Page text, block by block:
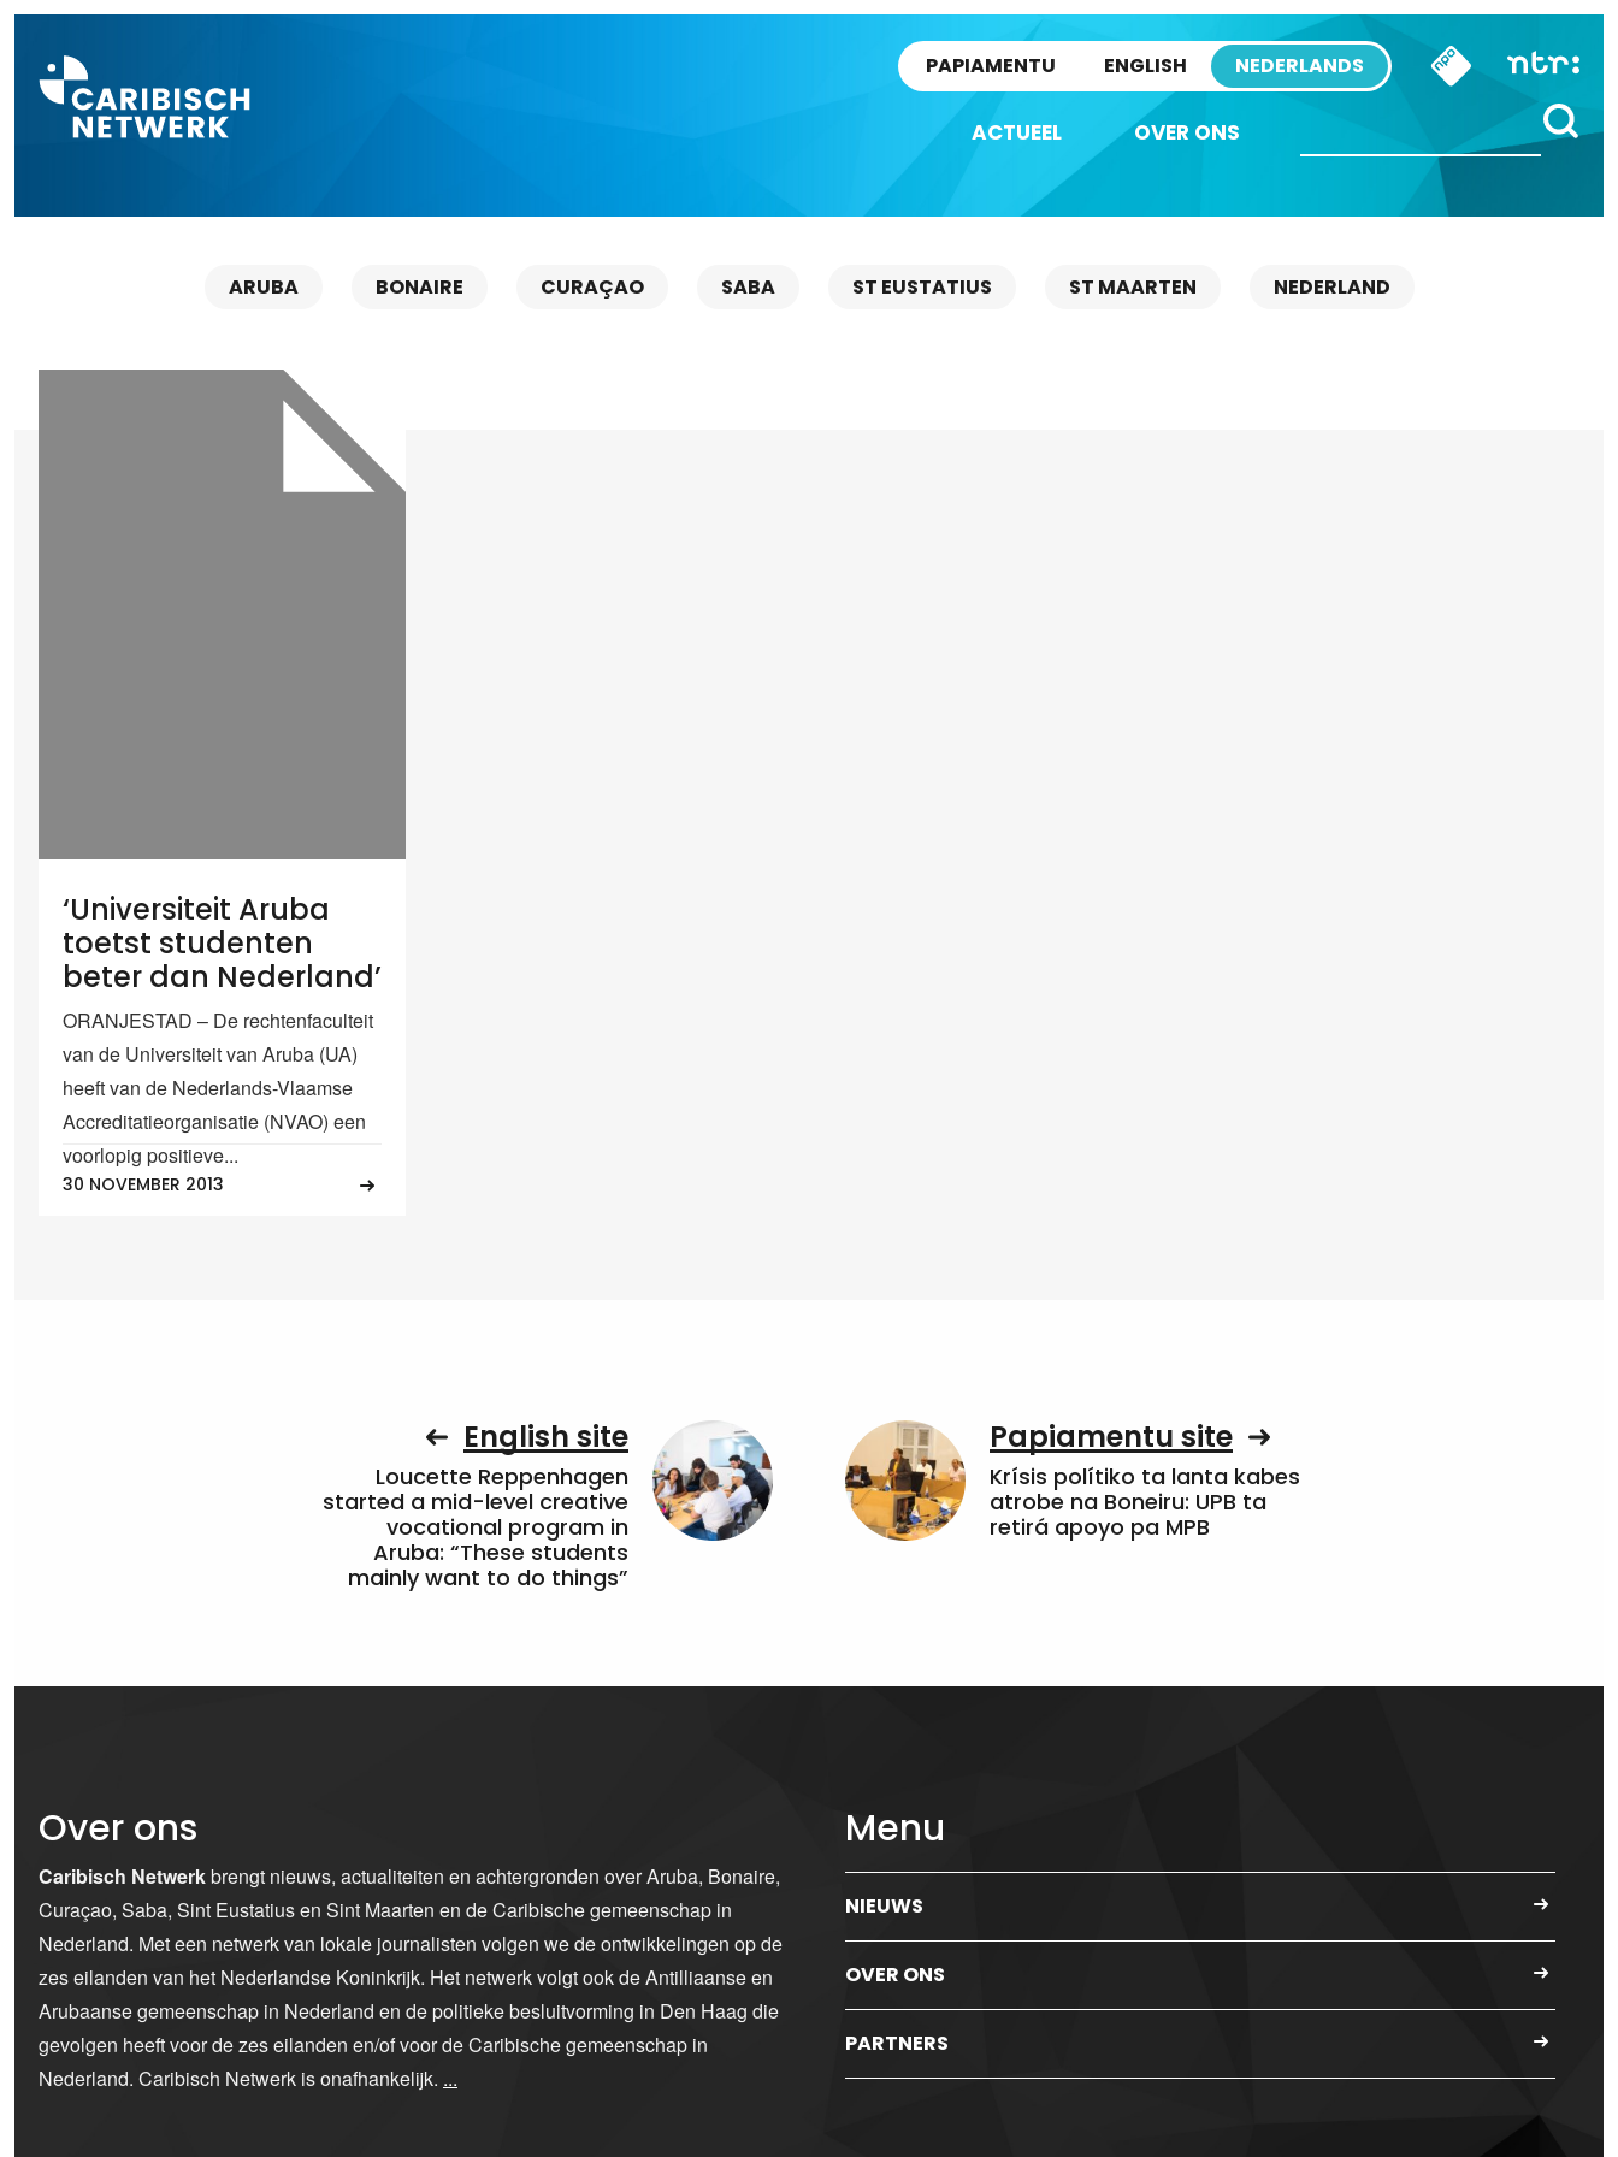
PAPIAMENTU ENGLISH NEDERLANDS
ACTUEEL OVER ONS
ARUBA BONAIRE CURAÇAO SABA ST EUSTATIUS ST MAARTEN NEDERLAND
‘Universiteit Aruba
toetst studenten
beter dan Nederland’
ORANJESTAD – De rechtenfaculteit
van de Universiteit van Aruba (UA)
heeft van de Nederlands-Vlaamse
Accreditatieorganisatie (NVAO) een
voorlopig positieve...
30 NOVEMBER 2013
English site
Loucette Reppenhagen
started a mid-level creative
vocational program in
Aruba: “These students
mainly want to do things”
Papiamentu site
Krísis polítiko ta lanta kabes
atrobe na Boneiru: UPB ta
retirá apoyo pa MPB
Over ons
Caribisch Netwerkbrengt nieuws, actualiteiten en achtergronden over Aruba, Bonaire,
Curaçao, Saba, Sint Eustatius en Sint Maarten en de Caribische gemeenschap in
Nederland. Met een netwerk van lokale journalisten volgen we de ontwikkelingen op de
zes eilanden van het Nederlandse Koninkrijk. Het netwerk volgt ook de Antilliaanse en
Arubaanse gemeenschap in Nederland en de politieke besluitvorming in Den Haag die
gevolgen heeft voor de zes eilanden en/of voor de Caribische gemeenschap in
Nederland. Caribisch Netwerk is onafhankelijk. ...
Menu
NIEUWS
OVER ONS
PARTNERS